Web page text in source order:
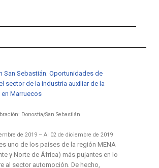
San Sebastián. Oportunidades de
sector de la industria auxiliar de la
Marruecos
Donostia/San Sebastián
de 2019 – Al 02 de diciembre de 2019
uno de los países de la región MENA
y Norte de África) más pujantes en lo
al sector automoción. De hecho,